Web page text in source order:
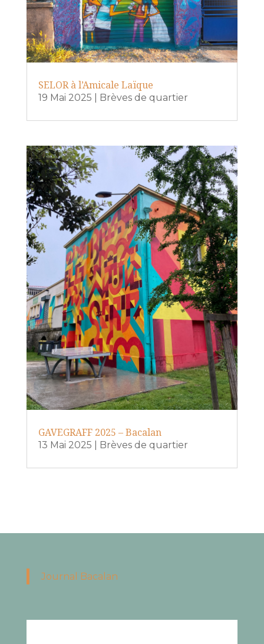
SELOR à l’Amicale Laïque
19 Mai 2025 Brèves de quartier
GAVEGRAFF 2025 – Bacalan
13 Mai 2025 Brèves de quartier
Journal Bacalan